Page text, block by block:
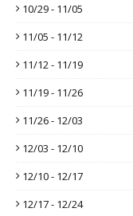
10/29 - 11/05
11/05 - 11/12
11/12 - 11/19
11/19 - 11/26
11/26 - 12/03
12/03 - 12/10
12/10 - 12/17
12/17 - 12/24